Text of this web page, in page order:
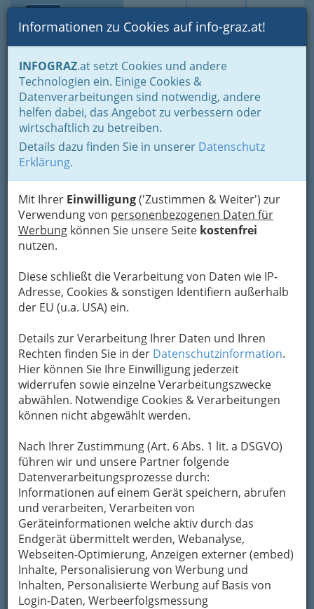
Suche Login Toggle
Informationen zu Cookies auf info-graz.at!
INFOGRAZ.at setzt Cookies und andere
Technologien ein. Einige Cookies &
Datenverarbeitungen sind notwendig, andere
helfen dabei, das Angebot zu verbessern oder
wirtschaftlich zu betreiben.
Details dazu finden Sie in unserer Datenschutz
Erklärung.
Mit Ihrer Einwilligung('Zustimmen & Weiter') zur
Verwendung von personenbezogenen Daten für
Werbung können Sie unsere Seite kostenfrei
nutzen.
Diese schließt die Verarbeitung von Daten wie IP-
Adresse, Cookies & sonstigen Identifiern außerhalb
der EU (u.a. USA) ein.
Details zur Verarbeitung Ihrer Daten und Ihren
Rechten finden Sie in der Datenschutzinformation.
Hier können Sie Ihre Einwilligung jederzeit
widerrufen sowie einzelne Verarbeitungszwecke
abwählen. Notwendige Cookies & Verarbeitungen
können nicht abgewählt werden.
Nach Ihrer Zustimmung (Art. 6 Abs. 1 lit. a DSGVO)
führen wir und unsere Partner folgende
Datenverarbeitungsprozesse durch:
Informationen auf einem Gerät speichern, abrufen
und verarbeiten, Verarbeiten von
Geräteinformationen welche aktiv durch das
Endgerät übermittelt werden, Webanalyse,
Webseiten-Optimierung, Anzeigen externer (embed)
Inhalte, Personalisierung von Werbung und
Inhalten, Personalisierte Werbung auf Basis von
Login-Daten, Werbeerfolgsmessung
Home Branchen
Gewerbe, Handwerk, Banken
Gewerbe & Handwerk, Gliederung der WKO
Bauhilfsgewerbe
Betonwarenerzeuger und Betonwarenerzeugerinnen
GEOLITH Consult Hermann
& Loizenbauer OEG
Walter-Goldschmidt-Gasse 35, 8042 Graz
Karte
Karte anzeigen
Kontaktaufnahme
Um die Info-Graz Firmenvor Spam-Mails zu
bewahren, verwenden wir an dieser Stelle zur
Übermittlung Ihrer Nachricht ein sicheres
Formular. Ihre Nachricht wird nach dem
Absenden umgehend per Mail an das
Unternehmen weitergeleitet.
Mein Name
Meine Email Adresse
Mein Betreff
Meine Nachricht